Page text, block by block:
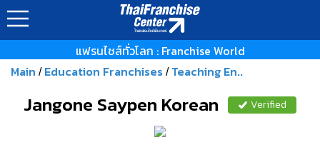
แฟรนไชส์ทั่วโลก : Franchise World
Main / Education Franchises / Teaching En..
Jangone Saypen Korean Verified